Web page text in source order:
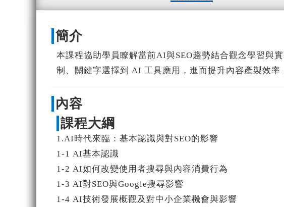
簡介
本課程協助學員瞭解當前AI與SEO趨勢結合觀念學習與
制、關鍵字選擇到 AI 工具應用，進而提升內容產製效率
內容
課程大綱
1.AI時代來臨：基本認識與對SEO的影響
1-1 AI基本認識
1-2 AI如何改變使用者搜尋與內容消費行為
1-3 AI對SEO與Google搜尋影響
1-4 AI技術發展概觀及對中小企業機會與影響